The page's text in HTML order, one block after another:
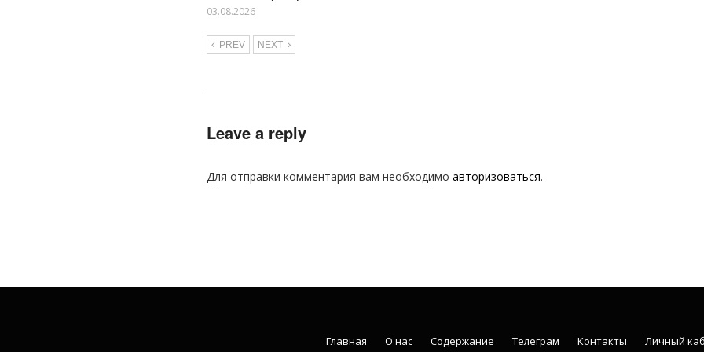
03.08.2026
PREV NEXT
Leave a reply
Для отправки комментария вам необходимо авторизоваться.
Главная О нас Содержание Телеграм Контакты Личный